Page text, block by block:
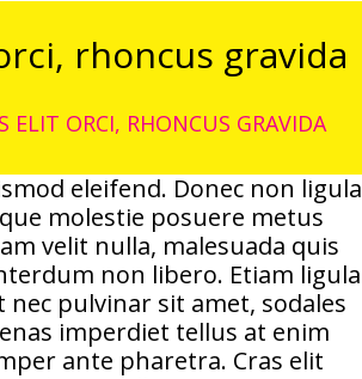
rhoncus gravida
ELIT ORCI, RHONCUS GRAVIDA
eleifend. Donec non ligula
molestie posuere metus
velit nulla, malesuada quis
non libero. Etiam ligula
pulvinar sit amet, sodales
imperdiet tellus at enim
ante pharetra. Cras elit